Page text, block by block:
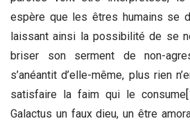
espère que les êtres humains se
laissant ainsi la possibilité de se
briser son serment de non-
s’anéantit d’elle-même, plus rien
satisfaire la faim qui le consume
Galactus un faux dieu, un être